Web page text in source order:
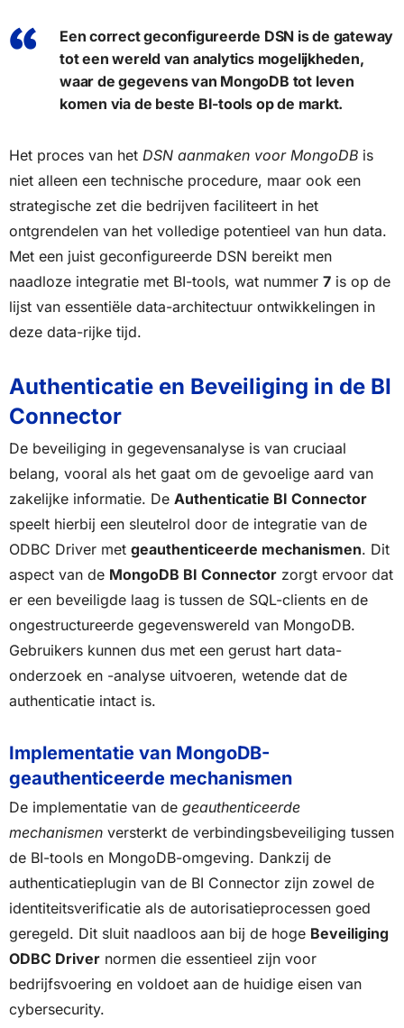
Een correct geconfigureerde DSN is de gateway
tot een wereld van analytics mogelijkheden,
waar de gegevens van MongoDB tot leven
komen via de beste BI-tools op de markt.
Het proces van het DSN aanmaken voor MongoDB is
niet alleen een technische procedure, maar ook een
strategische zet die bedrijven faciliteert in het
ontgrendelen van het volledige potentieel van hun data.
Met een juist geconfigureerde DSN bereikt men
naadloze integratie met BI-tools, wat nummer 7 is op de
lijst van essentiële data-architectuur ontwikkelingen in
deze data-rijke tijd.
Authenticatie en Beveiliging in de BI
Connector
De beveiliging in gegevensanalyse is van cruciaal
belang, vooral als het gaat om de gevoelige aard van
zakelijke informatie. De Authenticatie BI Connector
speelt hierbij een sleutelrol door de integratie van de
ODBC Driver met geauthenticeerde mechanismen. Dit
aspect van de MongoDB BI Connector zorgt ervoor dat
er een beveiligde laag is tussen de SQL-clients en de
ongestructureerde gegevenswereld van MongoDB.
Gebruikers kunnen dus met een gerust hart data-
onderzoek en -analyse uitvoeren, wetende dat de
authenticatie intact is.
Implementatie van MongoDB-
geauthenticeerde mechanismen
De implementatie van de geauthenticeerde
mechanismen versterkt de verbindingsbeveiliging tussen
de BI-tools en MongoDB-omgeving. Dankzij de
authenticatieplugin van de BI Connector zijn zowel de
identiteitsverificatie als de autorisatieprocessen goed
geregeld. Dit sluit naadloos aan bij de hoge Beveiliging
ODBC Driver normen die essentieel zijn voor
bedrijfsvoering en voldoet aan de huidige eisen van
cybersecurity.